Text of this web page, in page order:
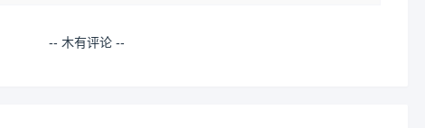
-- 木有评论 --